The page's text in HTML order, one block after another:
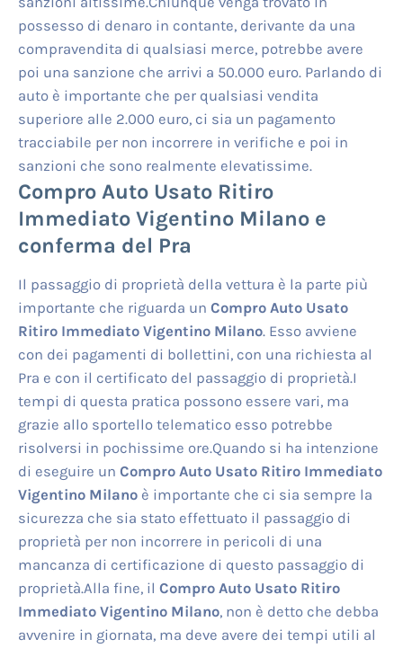
possesso di denaro in contante, derivante da una
compravendita di qualsiasi merce, potrebbe avere
poi una sanzione che arrivi a 50.000 euro. Parlando di
auto è importante che per qualsiasi vendita
superiore alle 2.000 euro, ci sia un pagamento
tracciabile per non incorrere in verifiche e poi in
sanzioni che sono realmente elevatissime.
Compro Auto Usato Ritiro
Immediato Vigentino Milanoe
conferma del Pra
Il passaggio di proprietà della vettura è la parte più
importante che riguarda un Compro Auto Usato
Ritiro Immediato Vigentino Milano. Esso avviene
con dei pagamenti di bollettini, con una richiesta al
Pra e con il certificato del passaggio di proprietà.I
tempi di questa pratica possono essere vari, ma
grazie allo sportello telematico esso potrebbe
risolversi in pochissime ore.Quando si ha intenzione
di eseguire un Compro Auto Usato Ritiro Immediato
Vigentino Milanoè importante che ci sia sempre la
sicurezza che sia stato effettuato il passaggio di
proprietà per non incorrere in pericoli di una
mancanza di certificazione di questo passaggio di
proprietà.Alla fine, il Compro Auto Usato Ritiro
Immediato Vigentino Milano, non è detto che debba
avvenire in giornata, ma deve avere dei tempi utili al